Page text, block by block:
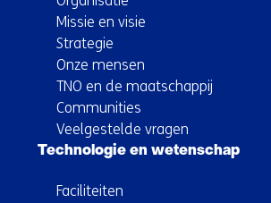
Missie en visie
Strategie
Onze mensen
TNO en de maatschappij
Communities
Veelgestelde vragen
Technologie en wetenschap
Faciliteiten